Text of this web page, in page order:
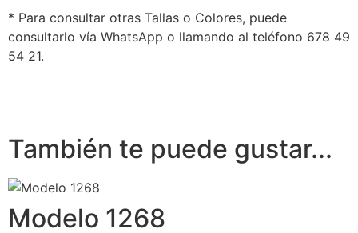
* Para consultar otras Tallas o Colores, puede
consultarlo vía WhatsApp o llamando al teléfono 678 49
54 21.
También te puede gustar...
Modelo 1268